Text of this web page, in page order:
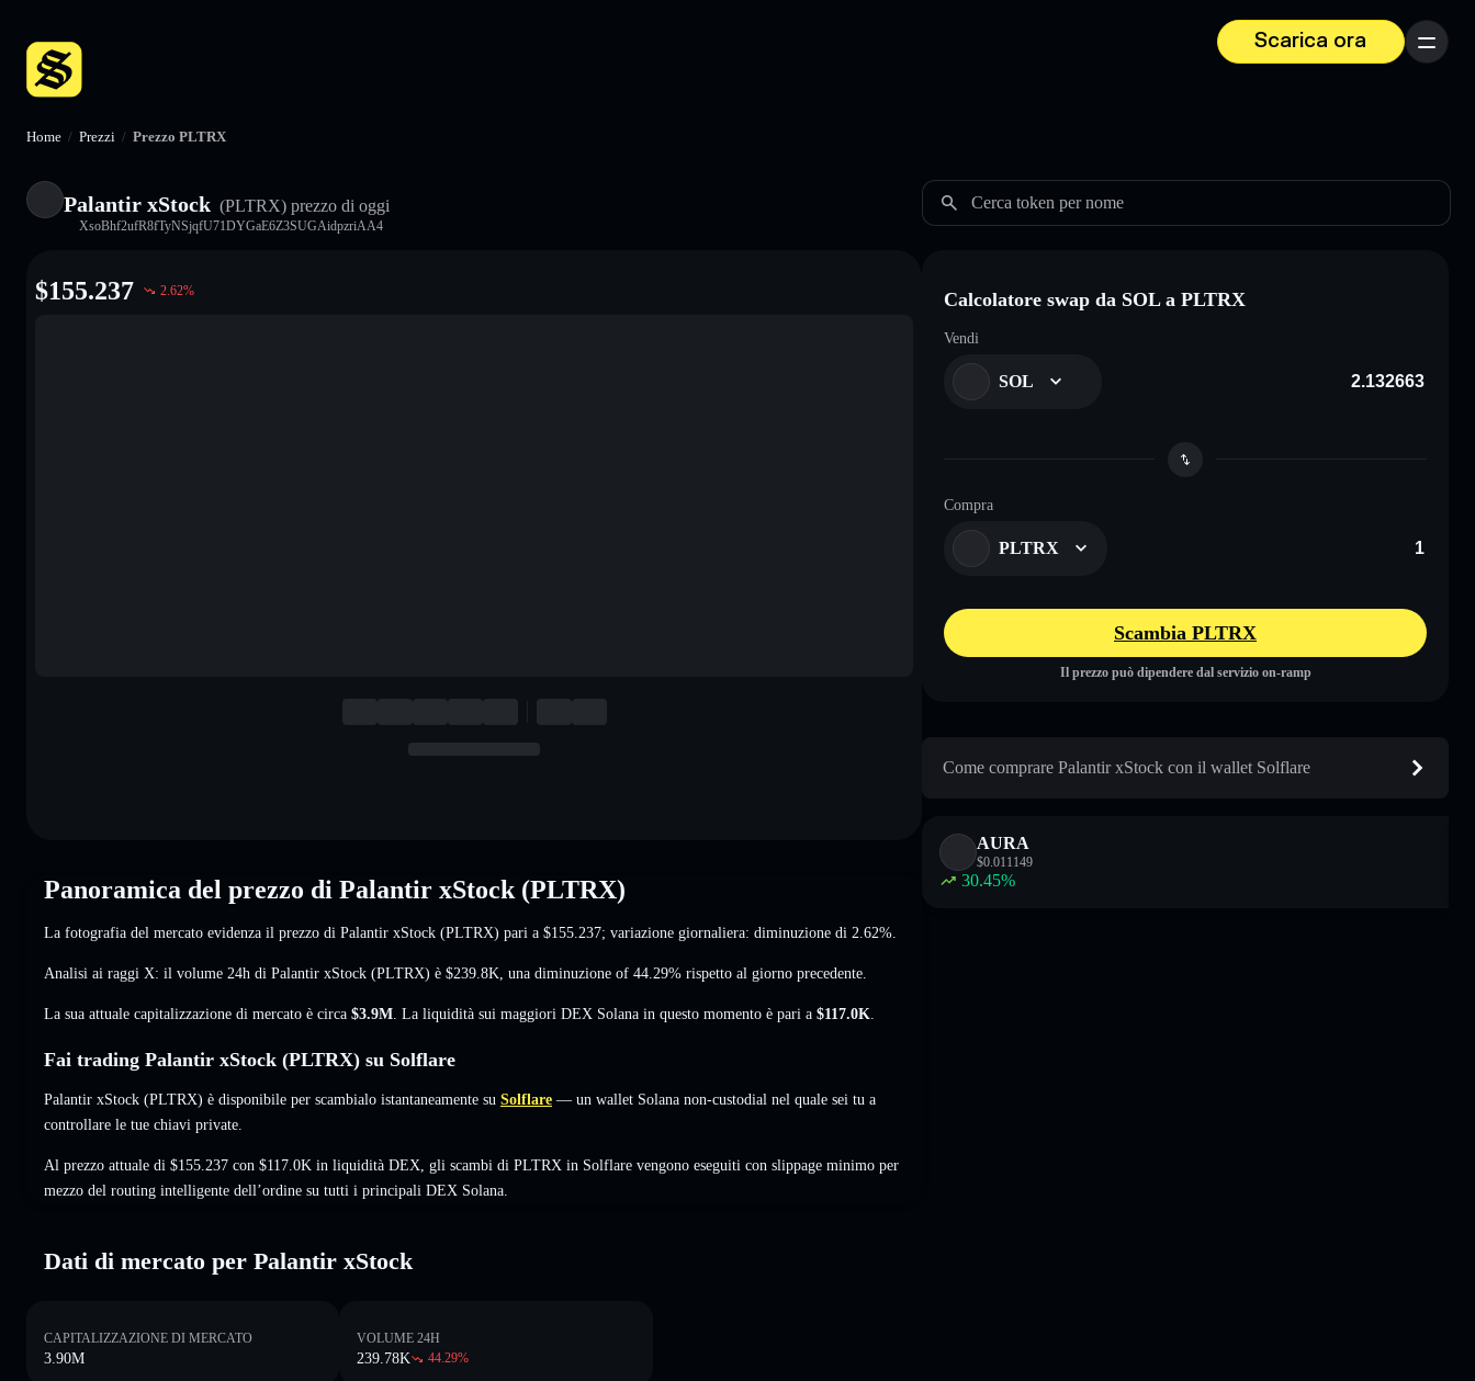
Scarica ora
Menu
Home / Prezzi / Prezzo PLTRX
Palantir xStock (PLTRX) prezzo di oggi
XsoBhf2ufR8fTyNSjqfU71DYGaE6Z3SUGAidpzriAA4
Cerca token per nome
$155.237 2.62%
Panoramica del prezzo di Palantir xStock (PLTRX)
La fotografia del mercato evidenza il prezzo di Palantir xStock (PLTRX) pari a $155.237; variazione giornaliera: diminuzione di 2.62%
Analisi ai raggi X: il volume 24h di Palantir xStock (PLTRX) è $239.8K una diminuzione of 44.29% rispetto al giorno precedente.
La sua attuale capitalizzazione di mercato è circa $3.9M . La liquidità sui maggiori DEX Solana in questo momento è pari a $117.0K
Fai trading Palantir xStock (PLTRX) su Solflare
Palantir xStock (PLTRX) è disponibile per scambialo istantaneamente su Solflare — un wallet Solana non-custodial nel quale sei tu a
controllare le tue chiavi private.
Al prezzo attuale di $155.237 con $117.0K in liquidità DEX, gli scambi di PLTRX in Solflare vengono eseguiti con slippage minimo per
mezzo del routing intelligente dell’ordine su tutti i principali DEX Solana.
Dati di mercato per Palantir xStock
CAPITALIZZAZIONE DI MERCATO
3.90M
VOLUME 24H
239.78K 44.29%
Calcolatore swap da SOL a PLTRX
Vendi
SOL
Compra
PLTRX
Scambia PLTRX
Il prezzo può dipendere dal servizio on-ramp
Come comprare Palantir xStock con il wallet Solflare
AURA
$0.011149
30.45%